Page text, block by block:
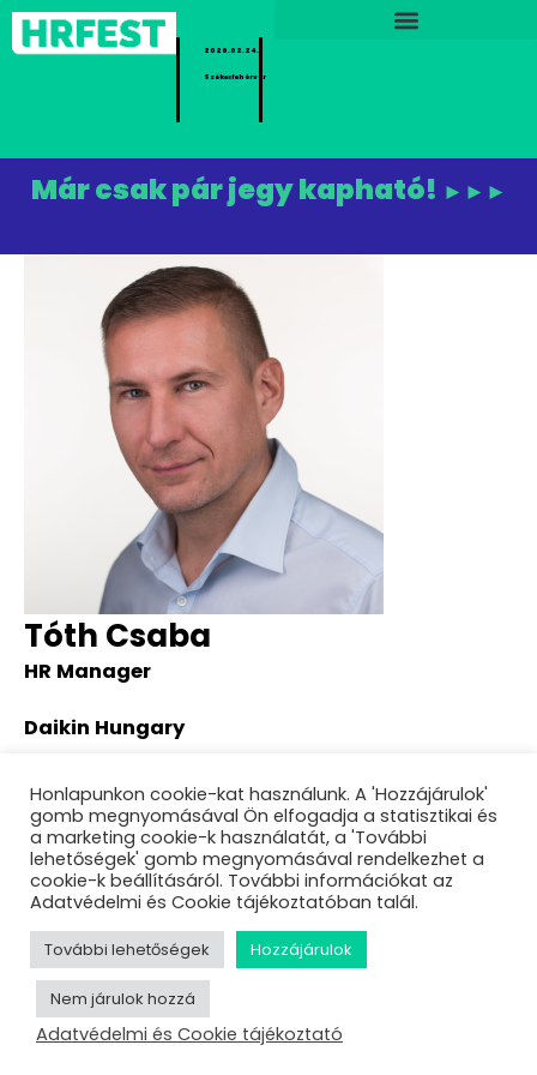
2026.02.24.
Székesfehérvár
Már csak pár jegy kapható! ►►►
Tóth Csaba
HR Manager
Daikin Hungary
About Tóth Csaba
Sessions
Csak vicc!? Munkahelyi zaklatás és agresszió
megelőzése és kezelése – Kérdezd a szakértőket!
Honlapunkon cookie-kat használunk. A 'Hozzájárulok'
gomb megnyomásával Ön elfogadja a statisztikai és
a marketing cookie-k használatát, a 'További
lehetőségek' gomb megnyomásával rendelkezhet a
cookie-k beállításáról. További információkat az
Adatvédelmi és Cookie tájékoztatóban talál.
További lehetőségek Hozzájárulok
Nem járulok hozzá
Adatvédelmi és Cookie tájékoztató